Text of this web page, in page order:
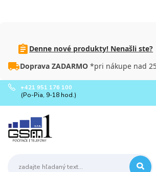
Denne nové produkty! Nenašli ste?
Doprava ZADARMO *pri nákupe nad
+421 951 176 100
(Po-Pia, 9-18 hod.)